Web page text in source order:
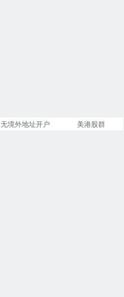
无境外地址开户 美港股群